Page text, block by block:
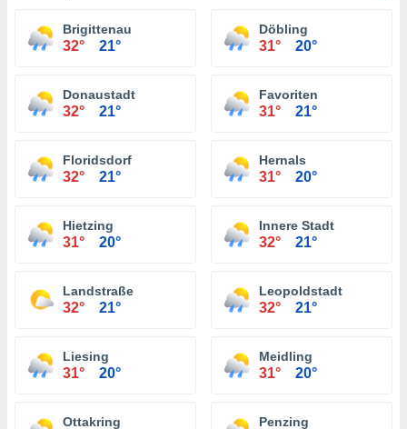
Brigittenau
32° 21°
Döbling
31° 20°
Donaustadt
32° 21°
Favoriten
31° 21°
Floridsdorf
32° 21°
Hernals
31° 20°
Hietzing
31° 20°
Innere Stadt
32° 21°
Landstraße
32° 21°
Leopoldstadt
32° 21°
Liesing
31° 20°
Meidling
31° 20°
Ottakring Penzing